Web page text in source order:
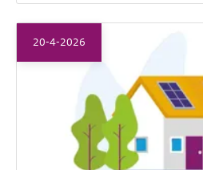
20-4-2026